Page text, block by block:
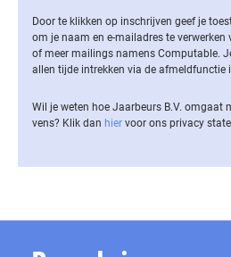
Door te klikken op inschrijven geef je
om je naam en e-mailadres te verwerken
of meer mailings namens Computable.
allen tijde intrekken via de af­meld­func­tie
Wil je weten hoe Jaarbeurs B.V. omgaat
vens? Klik dan hier voor ons privacy